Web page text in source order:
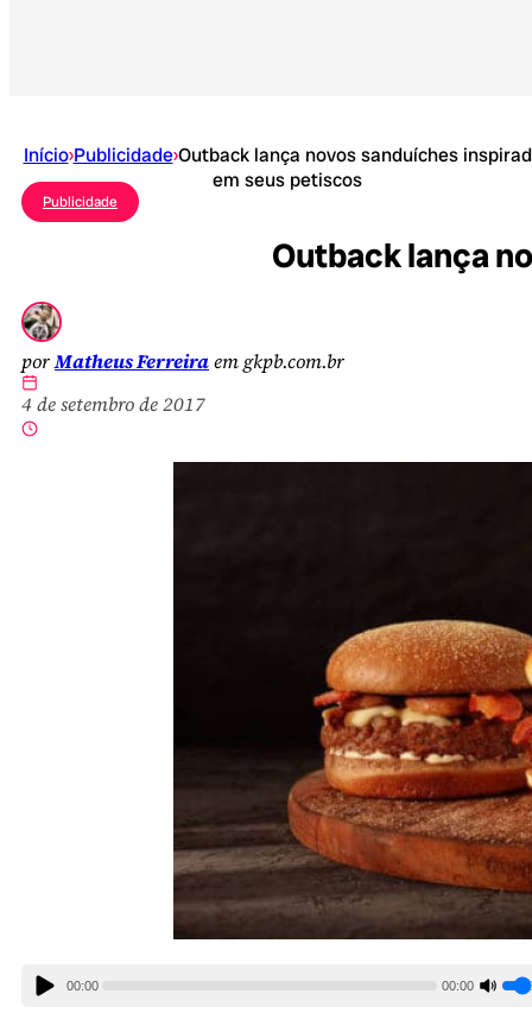
Início›Publicidade›Outback lança novos sanduíches
em seus petiscos
Publicidade
Outback lança
porMatheus Ferreiraem gkpb.com.br
4 de setembro de 2017
00:00 00:00